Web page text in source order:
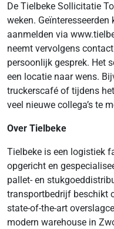
De Tielbeke Sollicitatie
weken.
aanmelden via
neemt vervolgens
persoonlijk gesprek. Het
een locatie naar wens.
truckerscafé of tijdens
veel nieuwe collega’s te
Over Tielbeke
Tielbeke is een logistiek
opgericht en
pallet- en
transportbedrijf beschikt
state-of-the-art
modern warehouse in